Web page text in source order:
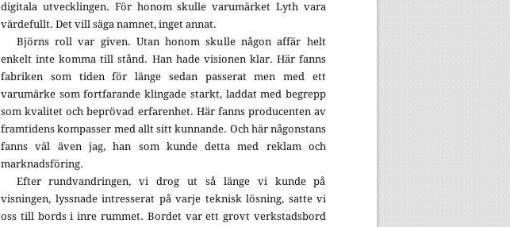
digitala utvecklingen. För honom skulle varumärket Lyth vara
värdefullt. Det vill säga namnet, inget annat.
Björns roll var given. Utan honom skulle någon affär helt
enkelt inte komma till stånd. Han hade visionen klar. Här fanns
fabriken som tiden för länge sedan passerat men med ett
varumärke som fortfarande klingade starkt, laddat med begrepp
som kvalitet och beprövad erfarenhet. Här fanns producenten av
framtidens kompasser med allt sitt kunnande. Och här någonstans
fanns väl även jag, han som kunde detta med reklam och
marknadsföring.
Efter rundvandringen, vi drog ut så länge vi kunde på
visningen, lyssnade intresserat på varje teknisk lösning, satte vi
oss till bords i inre rummet. Bordet var ett grovt verkstadsbord